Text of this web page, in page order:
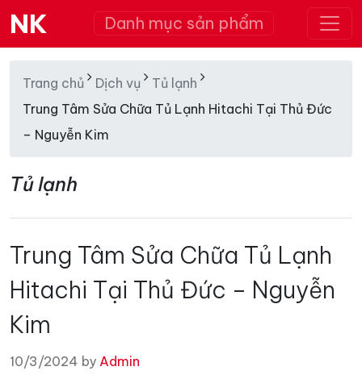
NK Danh mục sản phẩm
Trang chủ Dịch vụ
Tủ lạnh
Trung Tâm Sửa Chữa Tủ Lạnh Hitachi Tại Thủ Đức
– Nguyễn Kim
Tủ lạnh
Trung Tâm Sửa Chữa Tủ Lạnh
Hitachi Tại Thủ Đức – Nguyễn
Kim
10/3/2024 by Admin